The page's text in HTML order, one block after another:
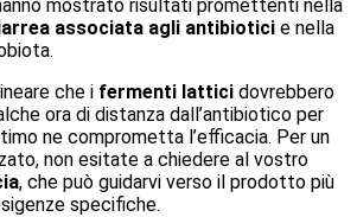
mostrato risultati promettenti nella
associata agli antibiotici e nella
che i fermenti lattici dovrebbero
ora di distanza dall’antibiotico per
ne comprometta l’efficacia. Per un
non esitate a chiedere al vostro
, che può guidarvi verso il prodotto più
specifiche.